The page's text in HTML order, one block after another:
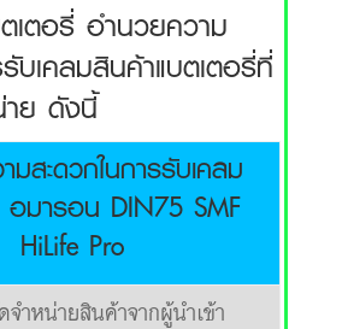
เตอรี่ อำนวยความ
บเคลมสินค้าแบตเตอรี่ที่
ย ดังนี้
สะดวกในการรับเคลม
อมารอน DIN75 SMF
HiLife Pro
ำหน่ายสินค้าจากผู้นำเข้า